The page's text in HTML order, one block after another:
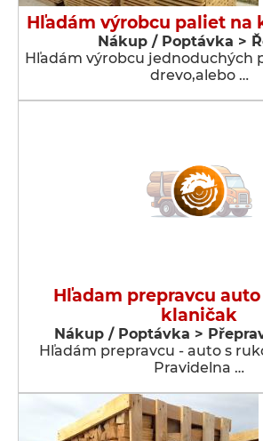
Hľadám výrobcu paliet na
Nákup / Poptávka >
Hľadám výrobcu jednoduchých
drevo,alebo …
Hľadam prepravcu
klaničak
Nákup / Poptávka >
Hľadám prepravcu - auto s
Pravidelna …